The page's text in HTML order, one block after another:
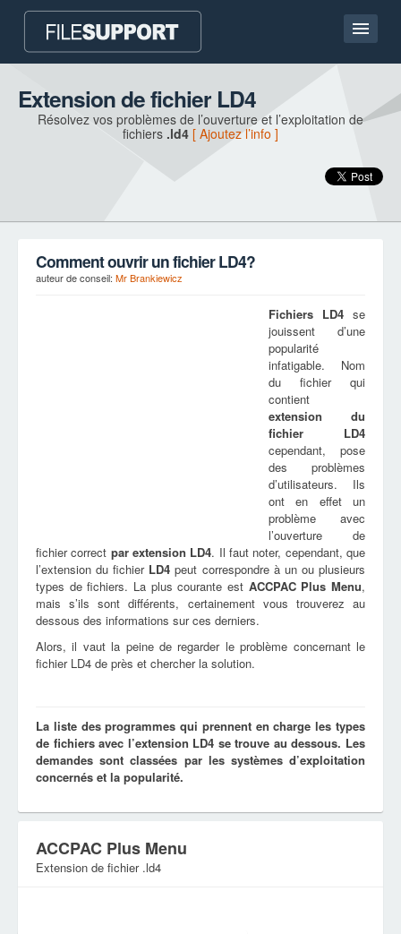
Accueil
Contact
Extension de fichier LD4
Résolvez vos problèmes de l’ouverture et l’exploitation de
fichiers .ld4 [ Ajoutez l’info ]
Comment ouvrir un fichier LD4?
auteur de conseil: Mr Brankiewicz
Fichiers LD4 se
jouissent d’une
popularité
infatigable. Nom
du fichier qui
contient
extension du
fichier LD4
cependant, pose
des problèmes
d’utilisateurs. Ils
ont en effet un
problème avec
l’ouverture de
fichier correct par extension LD4. Il faut noter, cependant, que
l’extension du fichier LD4 peut correspondre à un ou plusieurs
types de fichiers. La plus courante est ACCPAC Plus Menu,
mais s’ils sont différents, certainement vous trouverez au
dessous des informations sur ces derniers.
Alors, il vaut la peine de regarder le problème concernant le
fichier LD4 de près et chercher la solution.
La liste des programmes qui prennent en charge les types
de fichiers avec l’extension LD4 se trouve au dessous. Les
demandes sont classées par les systèmes d’exploitation
concernés et la popularité.
ACCPAC Plus Menu
Extension de fichier .ld4